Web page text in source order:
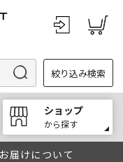
絞り込み検索
ショップ
から探す
届けについて